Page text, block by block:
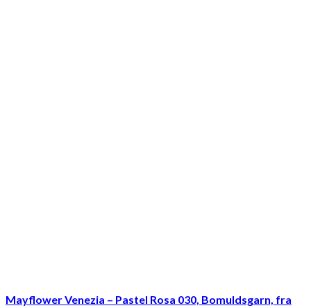
Mayflower Venezia – Pastel Rosa 030, Bomuldsgarn, fra